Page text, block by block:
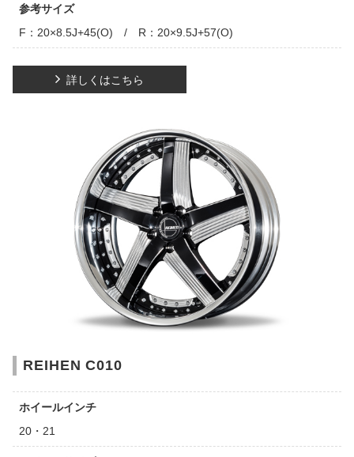
参考サイズ
F：20×8.5J+45(O) / R：20×9.5J+57(O)
詳しくはこちら
REIHEN C010
ホイールインチ
20・21